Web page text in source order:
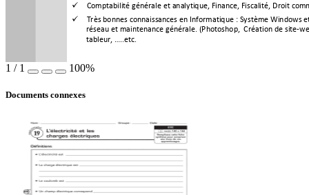
 Comptabilité générale et analytique, Finance, Fiscalité, Droit
 Très bonnes connaissances en Informatique : Système Windows
réseau et maintenance générale. (Photoshop,  Création de site-
tableur, …..etc.
1 / 1 100%
Documents connexes